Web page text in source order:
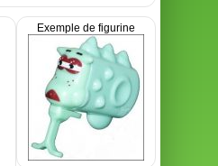
Exemple de figurine